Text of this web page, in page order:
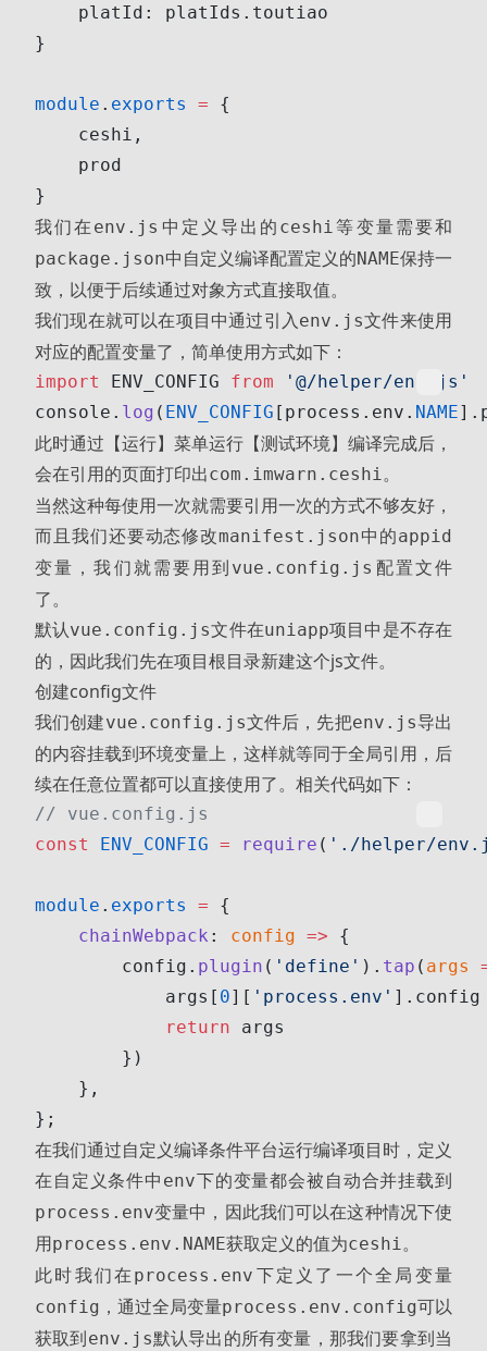
    platId: platIds.toutiao
}
module . exports = {
    ceshi,
    prod
}
我们在 env.js 中定义导出的 ceshi 等变量需要和
package.json中自定义编译配置定义的NAME保持一
致，以便于后续通过对象方式直接取值。
我们现在就可以在项目中通过引入env.js文件来使用
对应的配置变量了，简单使用方式如下：
import ENV_CONFIG from '@/helper/env.js'
console. log ( ENV_CONFIG [process.env. NAME
此时通过【运行】菜单运行【测试环境】编译完成后，
会在引用的页面打印出com.imwarn.ceshi。
当然这种每使用一次就需要引用一次的方式不够友好，
而且我们还要动态修改manifest.json中的appid
变量，我们就需要用到 vue.config.js 配置文件
了。
默认vue.config.js文件在uniapp项目中是不存在
的，因此我们先在项目根目录新建这个js文件。
创建config文件
我们创建vue.config.js文件后，先把env.js导出
的内容挂载到环境变量上，这样就等同于全局引用，后
续在任意位置都可以直接使用了。相关代码如下：
// vue.config.js
const
ENV_CONFIG = require ( './helper/
module . exports = {
    chainWebpack
: config => {
        config.
plugin ( 'define' ). tap ( args
            args[
0][ 'process.env'
            return
args
        })
    },
};
在我们通过自定义编译条件平台运行编译项目时，定义
在自定义条件中 env下的变量都会被自动合并挂载到
process.env变量中，因此我们可以在这种情况下使
用process.env.NAME获取定义的值为ceshi。
此时我们在 process.env 下定义了一个全局变量
config ，通过全局变量process.env.config可以
获取到env.js默认导出的所有变量，那我们要拿到当